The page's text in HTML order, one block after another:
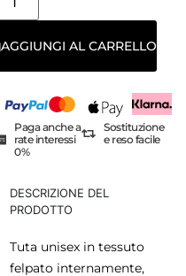
AGGIUNGI AL CARRELLO
Paga anche a
rate interessi
0%
Sostituzione
e reso facile
DESCRIZIONE DEL
PRODOTTO
Tuta unisex in tessuto
felpato internamente,